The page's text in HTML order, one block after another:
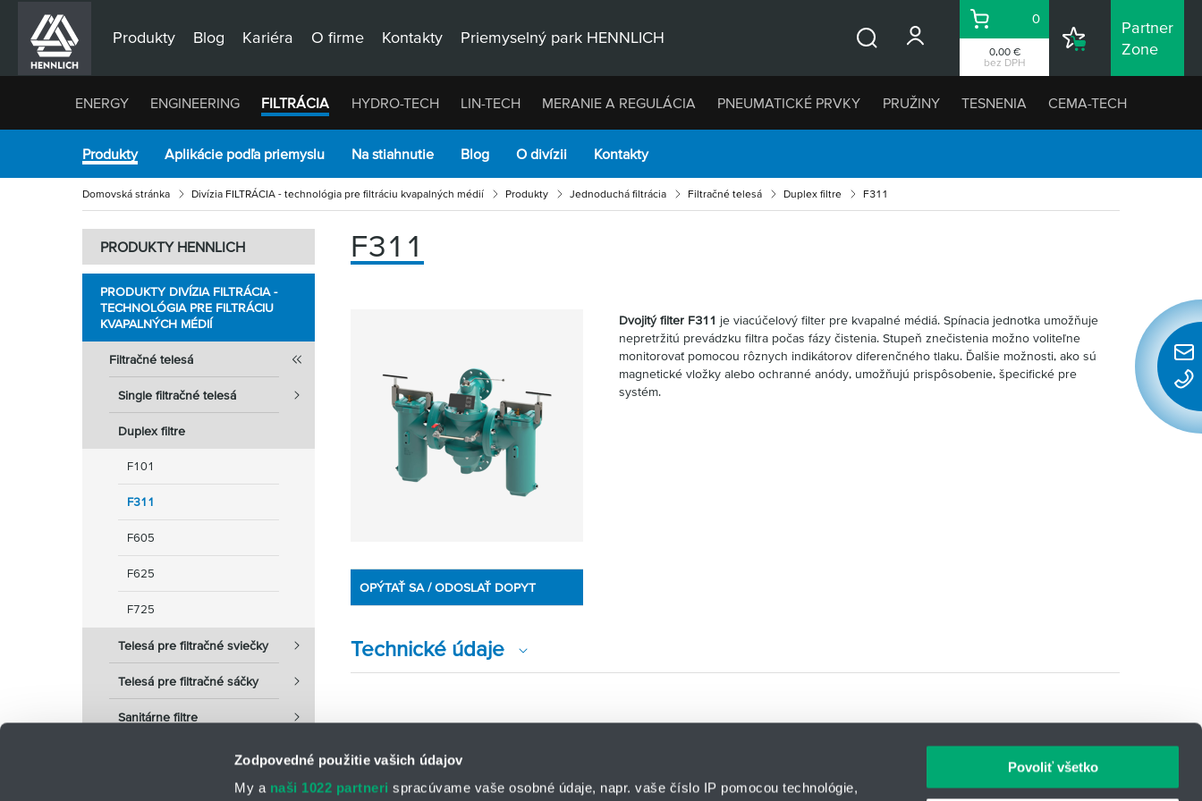
Zodpovedné použitie vašich údajov
My a naši 1022 partneri spracúvame vaše osobné údaje, napr. vaše číslo IP pomocou technológie,
Povoliť všetko
Produkty Blog Kariéra O firme Kontakty Priemyselný park HENNLICH
0,00 €
bez DPH
Košík
0
Nákupný
Partner
Zone
ENERGY ENGINEERING FILTRÁCIA HYDRO-TECH LIN-TECH MERANIE A REGULÁCIA PNEUMATICKÉ PRVKY PRUŽINY TESNENIA CEMA-TECH
Produkty Aplikácie podľa priemyslu Na stiahnutie Blog O divízii Kontakty
Domovská stránka Divízia FILTRÁCIA - technológia pre filtráciu kvapalných médií Produkty Jednoduchá filtrácia Filtračné telesá Duplex filtre F311
PRODUKTY HENNLICH
PRODUKTY DIVÍZIA FILTRÁCIA -
TECHNOLÓGIA PRE FILTRÁCIU
KVAPALNÝCH MÉDIÍ
Filtračné telesá
Single filtračné telesá
Duplex filtre
F101
F311
F605
F625
F725
Telesá pre filtračné sviečky
Telesá pre filtračné sáčky
Sanitárne filtre
F311
OPÝTAŤ SA / ODOSLAŤ DOPYT
Dvojitý filter F311 je viacúčelový filter pre kvapalné médiá. Spínacia jednotka umožňuje
nepretržitú prevádzku filtra počas fázy čistenia. Stupeň znečistenia možno voliteľne
monitorovať pomocou rôznych indikátorov diferenčného tlaku. Ďalšie možnosti, ako sú
magnetické vložky alebo ochranné anódy, umožňujú prispôsobenie, špecifické pre
systém.
Technické údaje